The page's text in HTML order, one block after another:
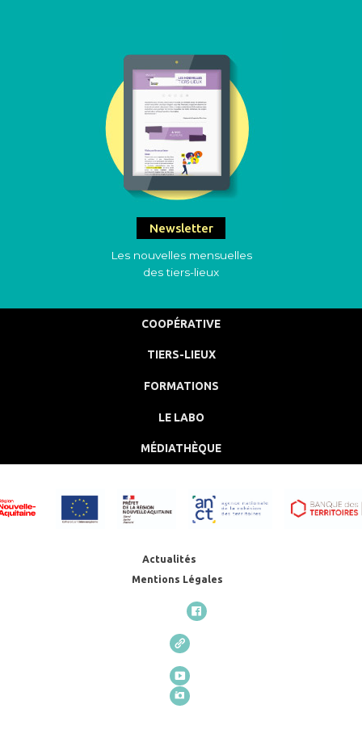
Newsletter
Les nouvelles mensuelles
des tiers-lieux
COOPÉRATIVE
TIERS-LIEUX
FORMATIONS
LE LABO
MÉDIATHÈQUE
Actualités
Mentions Légales